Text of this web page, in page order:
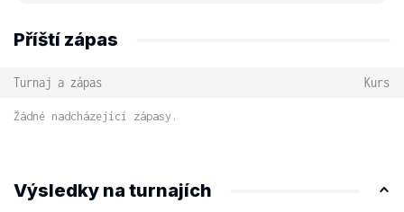
Příští zápas
Turnaj a zápas Kurs
Žádné nadcházející zápasy.
Výsledky na turnajích